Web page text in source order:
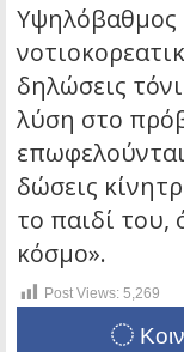
Υψηλόβαθμος
δηλώσεις
λύση στο
δώσεις
το παιδί του,
κόσμο».
Post Views: 5,269